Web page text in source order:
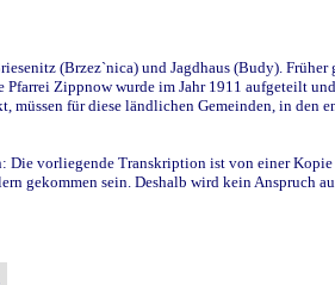
(Brzez`nica) und Jagdhaus (Budy).
Zippnow wurde im Jahr 1911 aufgeteilt
für diese ländlichen Gemeinden, in den
Die vorliegende Transkription ist von einer
gekommen sein. Deshalb wird kein Anspruch